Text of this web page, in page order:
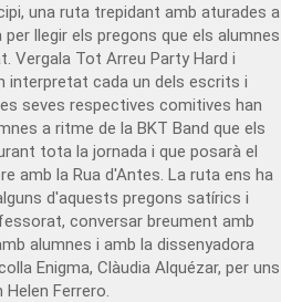
una ruta trepidant amb aturades a
llegir els pregons que els alumnes
Vergala Tot Arreu Party Hard i
interpretat cada un dels escrits i
seves respectives comitives han
a ritme de la BKT Band que els
tota la jornada i que posarà el
amb la Rua d'Antes. La ruta ens ha
d'aquests pregons satírics i
conversar breument amb
alumnes i amb la dissenyadora
Enigma, Clàudia Alquézar, per uns
Ferrero.